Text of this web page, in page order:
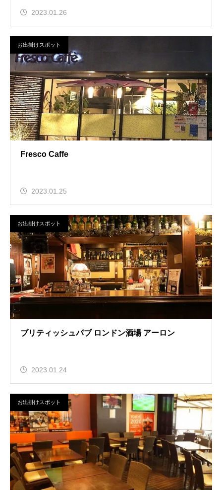
2023.01.26
お出掛けスポット
Fresco Caffe
2023.01.25
お出掛けスポット
ブリティッシュパブ ロンドン酒場 アーロン
2023.01.24
お出掛けスポット